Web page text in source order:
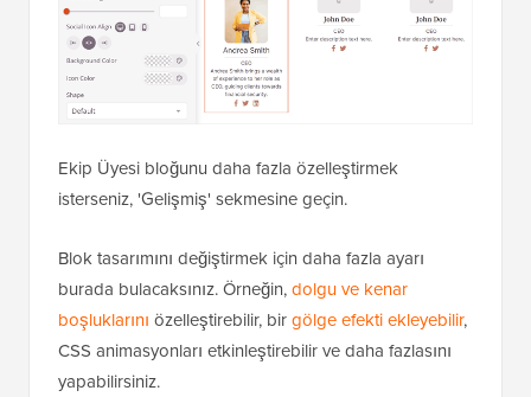
Ekip Üyesi bloğunu daha fazla özelleştirmek
isterseniz, 'Gelişmiş' sekmesine geçin.
Blok tasarımını değiştirmek için daha fazla ayarı
burada bulacaksınız. Örneğin,dolgu ve kenar
boşluklarını özelleştirebilir, birgölge efekti ekleyebilir,
CSS animasyonları etkinleştirebilir ve daha fazlasını
yapabilirsiniz.